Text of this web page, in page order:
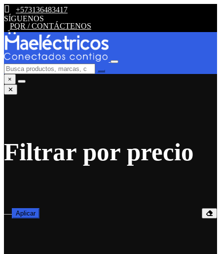
+573136483417
SÍGUENOS
PQR / CONTÁCTENOS
×
✕
Filtrar por precio
— Aplicar